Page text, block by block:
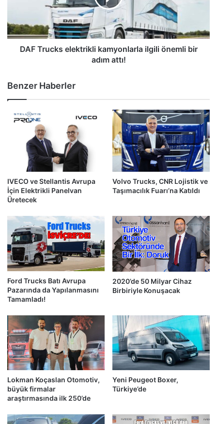
adım
attı!
DAF Trucks elektrikli kamyonlarla ilgili önemli bir
adım attı!
Benzer Haberler
IVECO ve Stellantis Avrupa
İçin Elektrikli Panelvan
Üretecek
Volvo Trucks, CNR Lojistik ve
Taşımacılık Fuarı’na Katıldı
Ford Trucks Batı Avrupa
Pazarında da Yapılanmasını
Tamamladı!
2020’de 50 Milyar Cihaz
Birbiriyle Konuşacak
Lokman Koçaslan Otomotiv,
büyük firmalar
araştırmasında ilk 250’de
Yeni Peugeot Boxer,
Türkiye’de